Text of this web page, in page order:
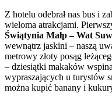
Z hotelu odebrał nas bus i
wieloma atrakcjami.
Świątynia Małp – Wat
wewnątrz jaskini – naszą
metrowy złoty posąg
– dziesiątki makaków
wypraszających u turystów
można kupić banany i